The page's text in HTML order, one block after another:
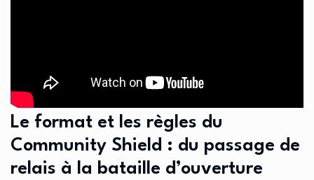
Le format et les règles du
Community Shield : du passage de
relais à la bataille d’ouverture